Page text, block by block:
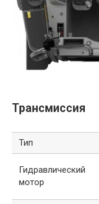
Трансмиссия
Тип
Гидравлический
мотор